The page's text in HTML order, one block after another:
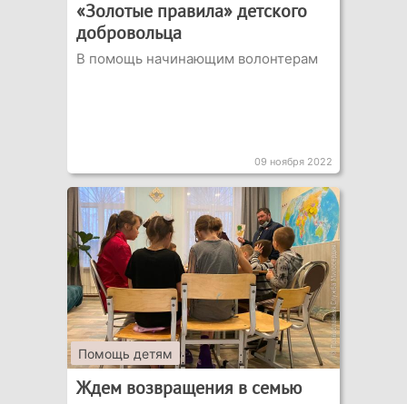
«Золотые правила» детского
добровольца
В помощь начинающим волонтерам
09 ноября 2022
Помощь детям
Ждем возвращения в семью